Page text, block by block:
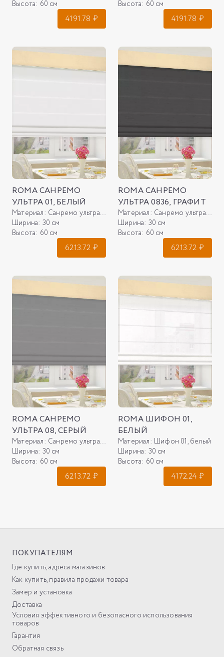
Высота: 60 см
4191.78 ₽
Высота: 60 см
4191.78 ₽
ROMA САНРЕМО
УЛЬТРА 01, БЕЛЫЙ
Материал: Санремо ультра 01, белый
Ширина: 30 см
Высота: 60 см
6213.72 ₽
ROMA САНРЕМО
УЛЬТРА 0836, ГРАФИТ
Материал: Санремо ультра 0836, графит
Ширина: 30 см
Высота: 60 см
6213.72 ₽
ROMA САНРЕМО
УЛЬТРА 08, СЕРЫЙ
Материал: Санремо ультра 08, серый
Ширина: 30 см
Высота: 60 см
6213.72 ₽
ROMA ШИФОН 01,
БЕЛЫЙ
Материал: Шифон 01, белый
Ширина: 30 см
Высота: 60 см
4172.24 ₽
ПОКУПАТЕЛЯМ
Где купить, адреса магазинов
Как купить, правила продажи товара
Замер и установка
Доставка
Условия эффективного и безопасного использования
товаров
Гарантия
Обратная связь